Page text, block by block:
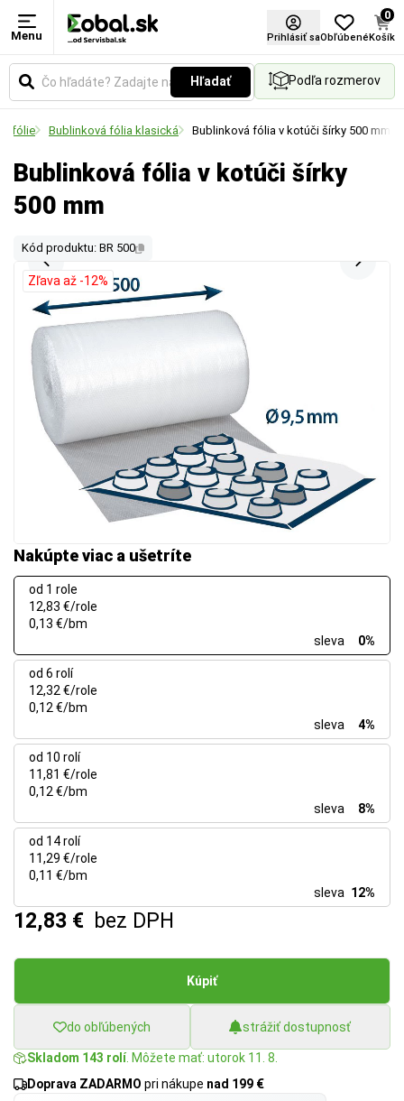
Menu Prihlásiť saObľúbené
0
Košík
Hľadať Podľa rozmerov
fólie Bublinková fólia klasická Bublinková fólia v kotúči šírky 500 mm
Bublinková fólia v kotúči šírky
500 mm
Kód produktu: BR 500
Nakúpte viac a ušetríte
od 1 role
12,83 €/role
0,13 €/bm
sleva
0%
od 6 rolí
12,32 €/role
0,12 €/bm
sleva
4%
od 10 rolí
11,81 €/role
0,12 €/bm
sleva
8%
od 14 rolí
11,29 €/role
0,11 €/bm
sleva 12%
12,83 € bez DPH
Kúpiť
do obľúbených strážiť dostupnosť
Skladom 143 rolí. Môžete mať: utorok 11. 8.
Doprava ZADARMO pri nákupe nad 199 €
Zľava až -12%